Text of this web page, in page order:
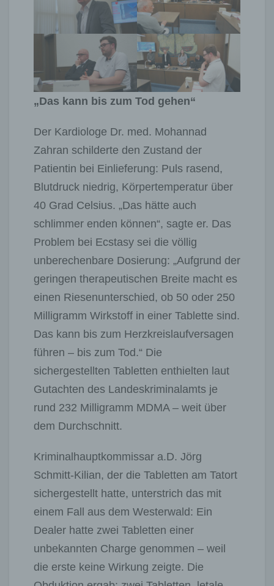
„Das kann bis zum Tod gehen“
Der Kardiologe Dr. med. Mohannad
Zahran schilderte den Zustand der
Patientin bei Einlieferung: Puls rasend,
Blutdruck niedrig, Körpertemperatur über
40 Grad Celsius. „Das hätte auch
schlimmer enden können“, sagte er. Das
Problem bei Ecstasy sei die völlig
unberechenbare Dosierung: „Aufgrund der
geringen therapeutischen Breite macht es
einen Riesenunterschied, ob 50 oder 250
Milligramm Wirkstoff in einer Tablette sind.
Das kann bis zum Herzkreislaufversagen
führen – bis zum Tod.“ Die
sichergestellten Tabletten enthielten laut
Gutachten des Landeskriminalamts je
rund 232 Milligramm MDMA – weit über
dem Durchschnitt.
Kriminalhauptkommissar a.D. Jörg
Schmitt-Kilian, der die Tabletten am Tatort
sichergestellt hatte, unterstrich das mit
einem Fall aus dem Westerwald: Ein
Dealer hatte zwei Tabletten einer
unbekannten Charge genommen – weil
die erste keine Wirkung zeigte. Die